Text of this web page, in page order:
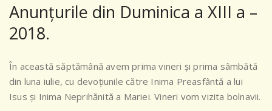
Anunțurile din Duminica a XIII a –
2018.
În această săptămână avem prima vineri și prima sâmbătă
din luna iulie, cu devoțiunile către Inima Preasfântă a lui
Isus și Inima Neprihănită a Mariei. Vineri vom vizita bolnavii.